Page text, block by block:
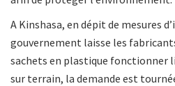
A Kinshasa, en dépit de mesures
gouvernement laisse les
sachets en plastique fonctionner
sur terrain, la demande est